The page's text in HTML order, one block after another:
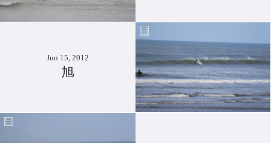
Jun 15, 2012
旭